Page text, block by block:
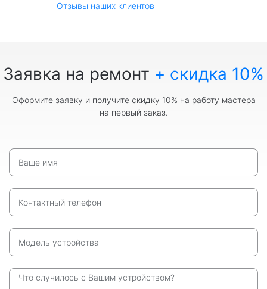
Отзывы наших клиентов
Заявка на ремонт + скидка 10%
Оформите заявку и получите скидку 10% на работу мастера
на первый заказ.